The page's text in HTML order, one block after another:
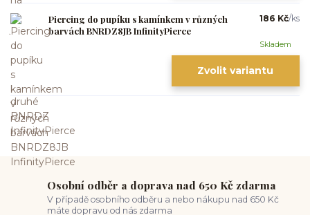
Piercing do pupíku s kamínkem v různých
barvách BNRDZ8JB InfinityPierce
186 Kč/ks
Skladem
Zvolit variantu
Osobní odběr a doprava nad 650 Kč zdarma
V případě osobního odběru a nebo nákupu nad 650 Kč
máte dopravu od nás zdarma